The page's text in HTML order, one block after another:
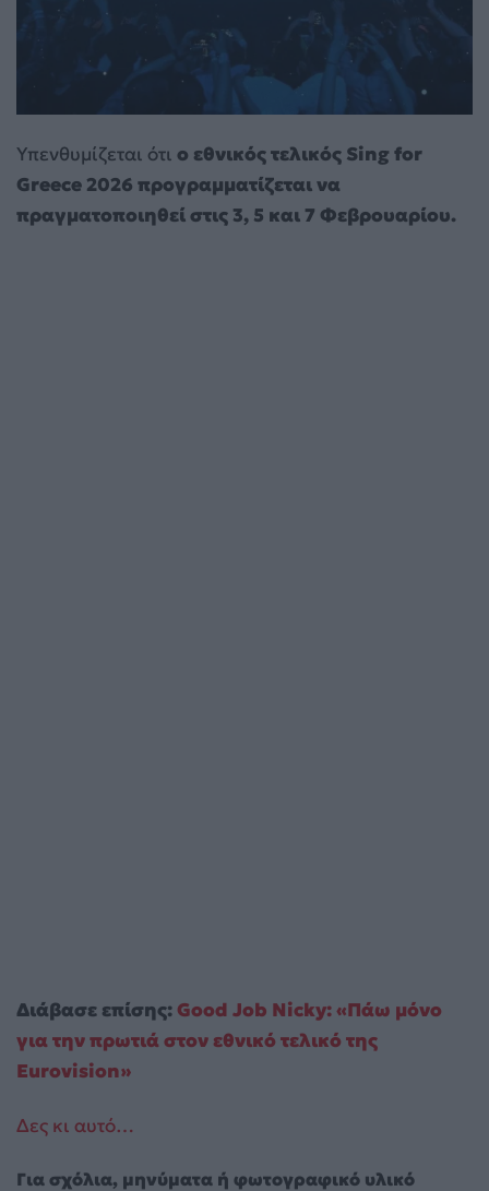
Υπενθυμίζεται ότι ο εθνικός τελικός Sing for
Greece 2026 προγραμματίζεται να
πραγματοποιηθεί στις 3, 5 και 7 Φεβρουαρίου.
Διάβασε επίσης: Good Job Nicky: «Πάω μόνο
για την πρωτιά στον εθνικό τελικό της
Eurovision»
Δες κι αυτό…
Για σχόλια, μηνύματα ή φωτογραφικό υλικό